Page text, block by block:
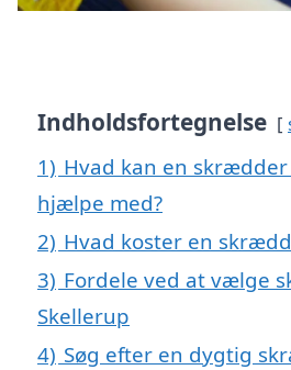
Indholdsfortegnelse
1) Hvad kan en
hjælpe med?
2) Hvad koster en
3) Fordele ved at vælge
Skellerup
4) Søg efter en dygtig